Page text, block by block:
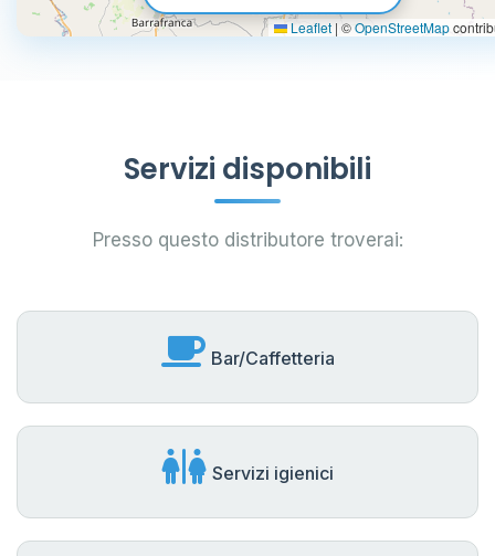
Leaflet |©OpenStreetMap
Servizi disponibili
Presso questo distributore troverai:
Bar/Caffetteria
Servizi igienici